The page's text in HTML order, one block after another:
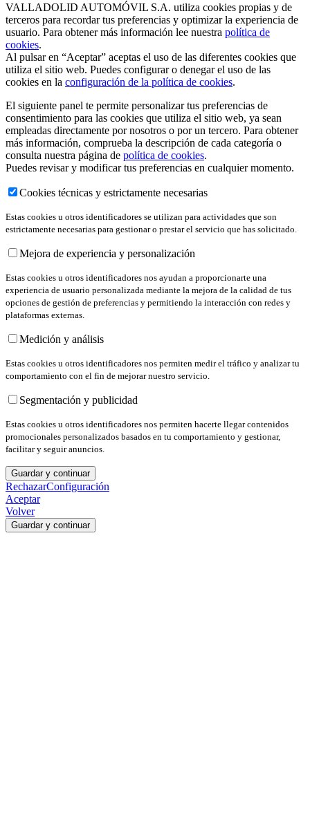
VALLADOLID AUTOMÓVIL S.A. utiliza cookies propias y de
terceros para recordar tus preferencias y optimizar la experiencia de
usuario. Para obtener más información lee nuestra política de
cookies.
Al pulsar en “Aceptar” aceptas el uso de las diferentes cookies que
utiliza el sitio web. Puedes configurar o denegar el uso de las
cookies en la configuración de la política de cookies.
El siguiente panel te permite personalizar tus preferencias de
consentimiento para las cookies que utiliza el sitio web, ya sean
empleadas directamente por nosotros o por un tercero. Para obtener
más información, comprueba la descripción de cada categoría o
consulta nuestra página de política de cookies.
Puedes revisar y modificar tus preferencias en cualquier momento.
Cookies técnicas y estrictamente necesarias
Estas cookies u otros identificadores se utilizan para actividades que son
estrictamente necesarias para gestionar o prestar el servicio que has solicitado.
Mejora de experiencia y personalización
Estas cookies u otros identificadores nos ayudan a proporcionarte una
experiencia de usuario personalizada mediante la mejora de la calidad de tus
opciones de gestión de preferencias y permitiendo la interacción con redes y
plataformas externas.
Medición y análisis
Estas cookies u otros identificadores nos permiten medir el tráfico y analizar tu
comportamiento con el fin de mejorar nuestro servicio.
Segmentación y publicidad
Estas cookies u otros identificadores nos permiten hacerte llegar contenidos
promocionales personalizados basados en tu comportamiento y gestionar,
facilitar y seguir anuncios.
Guardar y continuar
RechazarConfiguración
Aceptar
Volver
Guardar y continuar